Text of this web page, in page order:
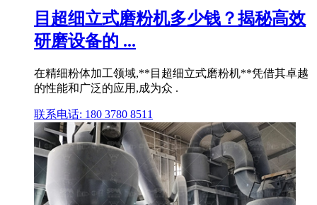
目超细立式磨粉机多少钱？揭秘高效
研磨设备的 ...
在精细粉体加工领域,**目超细立式磨粉机**凭借其卓越
的性能和广泛的应用,成为众 .
联系电话: 180 3780 8511